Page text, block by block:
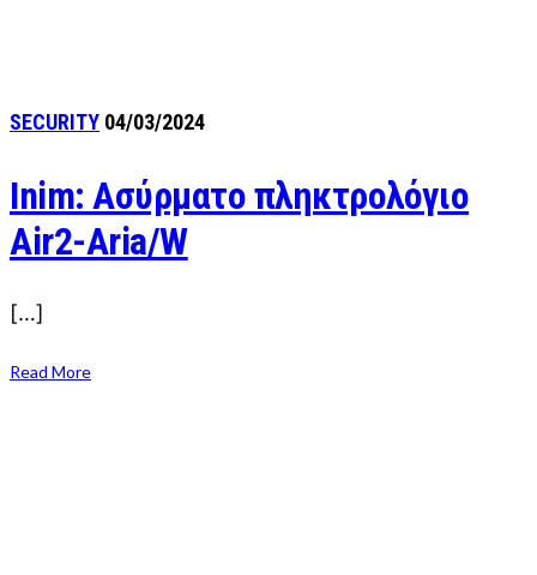
SECURITY 04/03/2024
Inim: Ασύρματο πληκτρολόγιο
Air2-Aria/W
[…]
Read More